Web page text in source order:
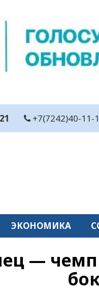
+7(7242)40-11-
ЭКОНОМИКА
—